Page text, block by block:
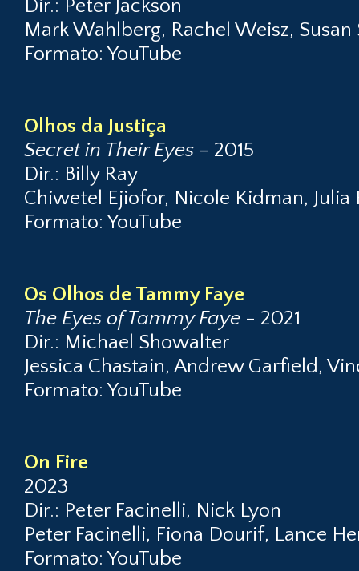
Dir.: Peter Jackson
Mark Wahlberg, Rachel Weisz,
Formato: YouTube
Olhos da Justiça
Secret in Their Eyes - 2015
Dir.: Billy Ray
Chiwetel Ejiofor, Nicole Kidman, Julia
Formato: YouTube
Os Olhos de Tammy Faye
The Eyes of Tammy Faye - 2021
Dir.: Michael Showalter
Jessica Chastain, Andrew Garfield,
Formato: YouTube
On Fire
2023
Dir.: Peter Facinelli, Nick Lyon
Peter Facinelli, Fiona Dourif, Lance
Formato: YouTube